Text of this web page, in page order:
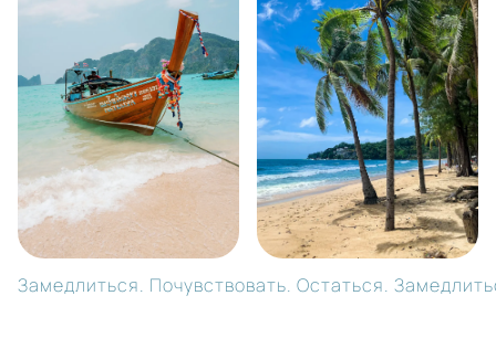
Замедлиться. Почувствовать. Остаться.